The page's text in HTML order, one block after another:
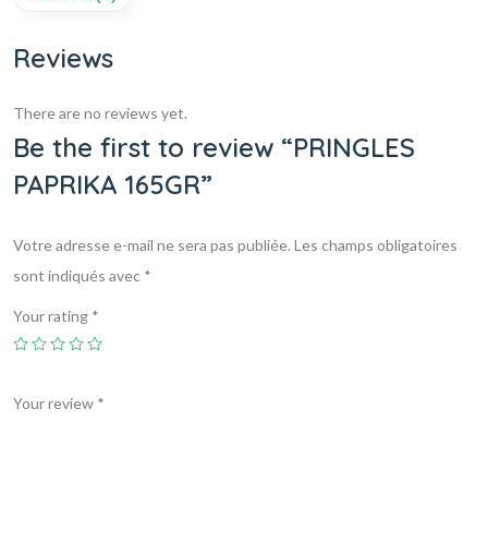
Reviews
There are no reviews yet.
Be the first to review “PRINGLES
PAPRIKA 165GR”
Votre adresse e-mail ne sera pas publiée.Les champs obligatoires
sont indiqués avec *
Your rating *
Your review *